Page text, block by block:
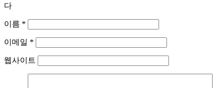
다
이름 *
이메일 *
웹사이트